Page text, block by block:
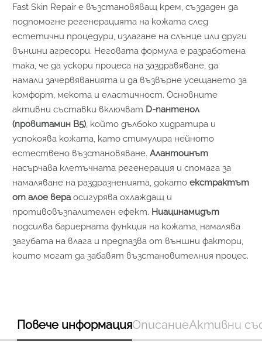
Fast Skin Repair е възстановяващ крем, създаден да
подпомогне регенерацията на кожата след
естетични процедури, излагане на слънце или други
външни агресори. Неговата формула е разработена
така, че да ускори процеса на заздравяване, да
намали зачервяванията и да възвърне усещането за
комфорт, мекота и еластичност. Основните
активни съставки включват D-пантенол
(провитамин B5), който дълбоко хидратира и
успокоява кожата, като стимулира нейното
естествено възстановяване. Алантоинът
насърчава клетъчната регенерация и спомага за
намаляване на раздразненията, докато екстрактът
от алое вера осигурява охлаждащ и
противовъзпалителен ефект. Ниацинамидът
подсилва бариерната функция на кожата, намалява
загубата на влага и предпазва от външни фактори,
които могат да забавят възстановителния процес.
Повече информацияОписаниеАктивни